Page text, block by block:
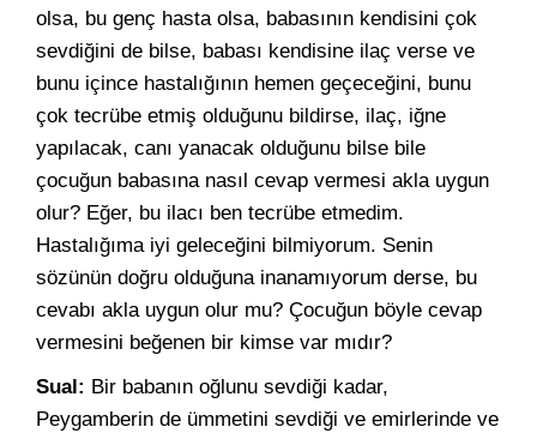
olsa, bu genç hasta olsa, babasının kendisini çok
sevdiğini de bilse, babası kendisine ilaç verse ve
bunu içince hastalığının hemen geçeceğini, bunu
çok tecrübe etmiş olduğunu bildirse, ilaç, iğne
yapılacak, canı yanacak olduğunu bilse bile
çocuğun babasına nasıl cevap vermesi akla uygun
olur? Eğer, bu ilacı ben tecrübe etmedim.
Hastalığıma iyi geleceğini bilmiyorum. Senin
sözünün doğru olduğuna inanamıyorum derse, bu
cevabı akla uygun olur mu? Çocuğun böyle cevap
vermesini beğenen bir kimse var mıdır?
Sual: Bir babanın oğlunu sevdiği kadar,
Peygamberin de ümmetini sevdiği ve emirlerinde ve